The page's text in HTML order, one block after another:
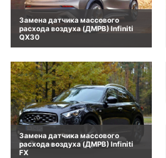
Замена датчика массового
расхода воздуха (ДМРВ) Infiniti
QX30
Замена датчика массового
расхода воздуха (ДМРВ) Infiniti
FX